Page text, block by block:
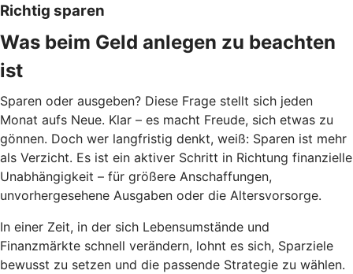
Richtig sparen
Was beim Geld anlegen zu beachten
ist
Sparen oder ausgeben? Diese Frage stellt sich jeden
Monat aufs Neue. Klar – es macht Freude, sich etwas zu
gönnen. Doch wer langfristig denkt, weiß: Sparen ist mehr
als Verzicht. Es ist ein aktiver Schritt in Richtung finanzielle
Unabhängigkeit – für größere Anschaffungen,
unvorhergesehene Ausgaben oder die Altersvorsorge.
In einer Zeit, in der sich Lebensumstände und
Finanzmärkte schnell verändern, lohnt es sich, Sparziele
bewusst zu setzen und die passende Strategie zu wählen.